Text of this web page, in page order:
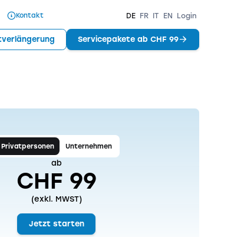
Kontakt DE FR IT EN Login
Servicepakete ab CHF 99
Privatpersonen Unternehmen
ab
CHF 99
(exkl. MWST)
Jetzt starten